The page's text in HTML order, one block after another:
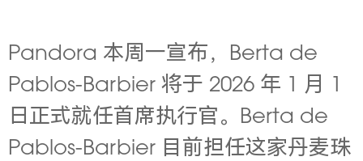
Pandora 本周一宣布，Berta de
Pablos-Barbier 将于 2026 年 1 月 1
日正式就任首席执行官。Berta de
Pablos-Barbier 目前担任这家丹麦珠